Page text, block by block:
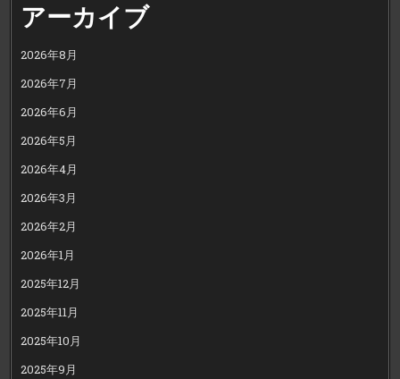
アーカイブ
2026年8月
2026年7月
2026年6月
2026年5月
2026年4月
2026年3月
2026年2月
2026年1月
2025年12月
2025年11月
2025年10月
2025年9月